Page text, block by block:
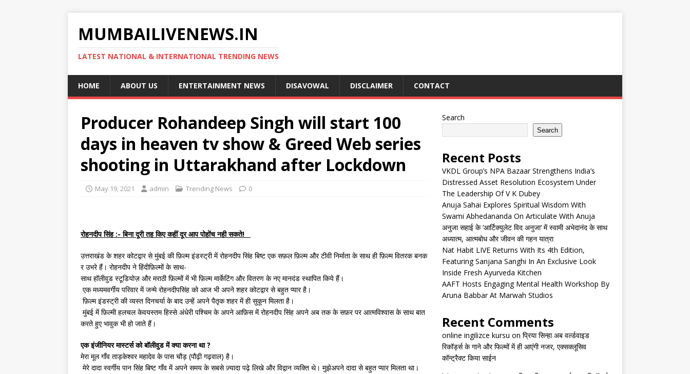
MUMBAILIVENEWS.IN
LATEST NATIONAL & INTERNATIONAL TRENDING NEWS
HOME ABOUT US ENTERTAINMENT NEWS DISAVOWAL DISCLAIMER CONTACT
Producer Rohandeep Singh will start 100
days in heaven tv show & Greed Web series
shooting in Uttarakhand after Lockdown
May 19, 2021 admin Trending News 0
रोहनदीप सिंह :- बिना दूरी तह किए कहीं दूर आप पोहोंच नही सकते!
उत्तराखंड के शहर कोटद्वार से मुंबई की फ़िल्म इंडस्ट्री में रोहनदीप सिंह बिष्ट एक सफ़ल फ़िल्म और टीवी निर्माता के साथ ही फ़िल्म वितरक बनक
र उभरे हैं। रोहनदीप ने हिंदीफ़िल्मों के साथ-
साथ हॉलीवुड स्टूडियोज़ और मराठी फ़िल्मों में भी फ़िल्म मार्केटिंग और वितरण के नए मानदंड स्थापित किये हैं।
एक मध्यमवर्गीय परिवार में जन्मे रोहनदीपसिंह को आज भी अपने शहर कोटद्वार से बहुत प्यार है।
फ़िल्म इंडस्ट्री की व्यस्त दिनचर्या के बाद उन्हें अपने पैतृक शहर में ही सुकून मिलता है।
मुंबई में फ़िल्मी हलचल केवयस्तम हिस्से अंधेरी पश्चिम के अपने आफ़िस में रोहनदीप सिंह अपने अब तक के सफ़र पर आत्मविश्वास के साथ बात
करते हुए भावुक भी हो जाते हैं।
एक इंजीनियर मास्टर्स को बॉलीवुड में क्या करना था ?
मेरा मूल गाँव ताड़केश्वर महादेव के पास चौड़ (पौढ़ी गढ़वाल) है।
मेरे दादा स्वर्गीय पान सिंह बिष्ट गाँव में अपने समय के सबसे ज़्यादा पढ़े लिखे और विद्वान व्यक्ति थे। मुझेअपने दादा से बहुत प्यार मिलता था।
Search
Search
Recent Posts
VKDL Group’s NPA Bazaar Strengthens India’s
Distressed Asset Resolution Ecosystem Under
The Leadership Of V K Dubey
Anuja Sahai Explores Spiritual Wisdom With
Swami Abhedananda On Articulate With Anuja
अनुजा सहाई के ‘आर्टिक्युलेट विद अनुजा’ में स्वामी अभेदानंद के साथ
अध्यात्म, आत्मबोध और जीवन की गहन यात्रा
Nat Habit LIVE Returns With Its 4th Edition,
Featuring Sanjana Sanghi In An Exclusive Look
Inside Fresh Ayurveda Kitchen
AAFT Hosts Engaging Mental Health Workshop By
Aruna Babbar At Marwah Studios
Recent Comments
online ingilizce kursu on प्रिया सिन्हा अब वर्ल्डवाइड
रिकॉर्ड्स के गाने और फिल्मों में ही आएंगी नजर, एक्सक्लूसिव
कॉन्ट्रैक्ट किया साईन